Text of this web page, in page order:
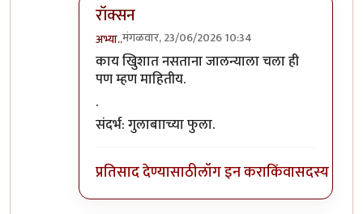
रॉक्सन
अभ्या..मंगळवार, 23/06/2026 10:34
In reply toमु. पो. जगाची परभणी. अरे वा!…
काय खुिशात नसताना जालन्याला चला ही
पण म्हण माहितीय.
.
संदर्भ: गुलाबााच्या फुला.
प्रतिसाद देण्यासाठीलॉग इन कराकिंवासदस्य व्हा